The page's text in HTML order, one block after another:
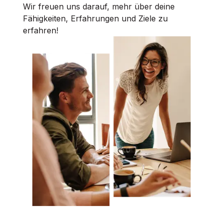
Wir freuen uns darauf, mehr über deine
Fähigkeiten, Erfahrungen und Ziele zu
erfahren!